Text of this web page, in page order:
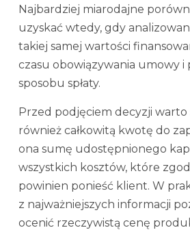
Najbardziej miarodajne
uzyskać wtedy, gdy
takiej samej wartości
czasu obowiązywania umowy i
sposobu spłaty.
Przed podjęciem decyzji warto
również całkowitą kwotę do
ona sumę udostępnionego
wszystkich kosztów, które
powinien ponieść klient. W
z najważniejszych informacji
ocenić rzeczywistą cenę